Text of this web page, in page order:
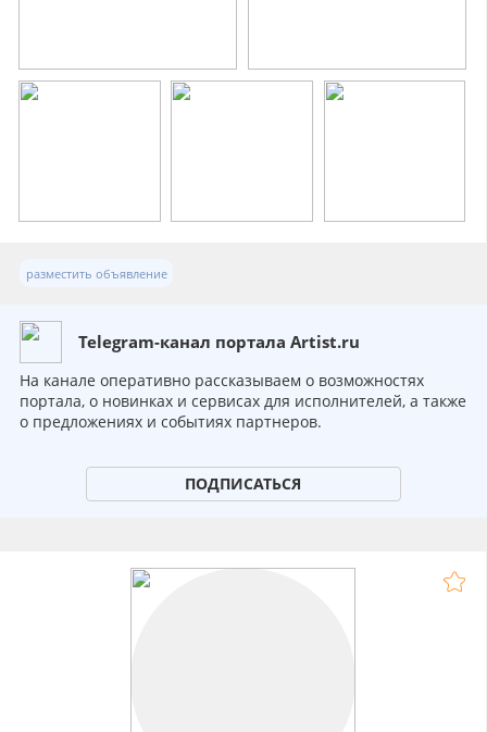
разместить объявление
Telegram-канал портала Artist.ru
На канале оперативно рассказываем о возможностях
портала, о новинках и сервисах для исполнителей, а также
о предложениях и событиях партнеров.
ПОДПИСАТЬСЯ